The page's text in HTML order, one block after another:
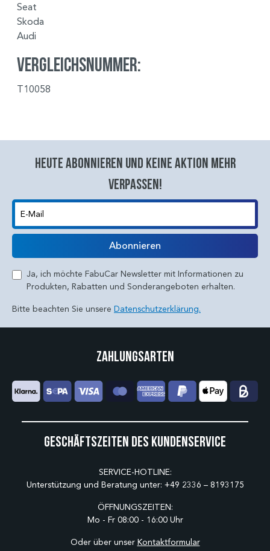
Seat
Skoda
Audi
Vergleichsnummer:
T10058
Heute abonnieren und keine aktion mehr
verpassen!
E-Mail
Abonnieren
Ja, ich möchte FabuCar Newsletter mit Informationen zu
Produkten, Rabatten und Sonderangeboten erhalten.
Bitte beachten Sie unsere Datenschutzerklärung.
Geschäftszeiten des Kundenservice
SERVICE-HOTLINE:
Unterstützung und Beratung unter: +49 2336 – 8193175
ÖFFNUNGSZEITEN:
Mo - Fr 08:00 - 16:00 Uhr
Oder über unser Kontaktformular
Zahlungsarten